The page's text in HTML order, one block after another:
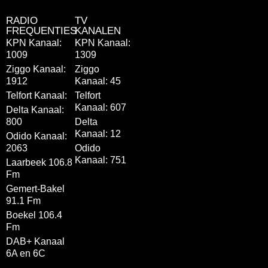
RADIO
FREQUENTIES
KPN Kanaal:
1009
Ziggo Kanaal:
1912
Telfort Kanaal:
Delta Kanaal:
800
Odido Kanaal:
2063
Laarbeek 106.8
Fm
Gemert-Bakel
91.1 Fm
Boekel 106.4
Fm
DAB+ Kanaal
6A en 6C
TV
KANALEN
KPN Kanaal:
1309
Ziggo
Kanaal: 45
Telfort
Kanaal: 607
Delta
Kanaal: 12
Odido
Kanaal: 751